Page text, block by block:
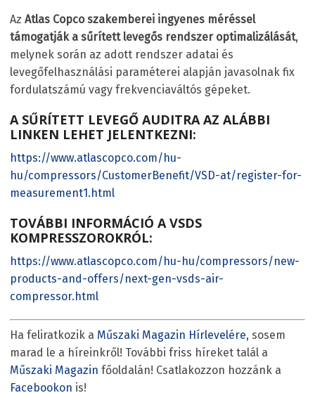
Az Atlas Copco szakemberei ingyenes méréssel
támogatják a sűrített levegős rendszer optimalizálását,
melynek során az adott rendszer adatai és
levegőfelhasználási paraméterei alapján javasolnak fix
fordulatszámú vagy frekvenciaváltós gépeket.
A SŰRÍTETT LEVEGŐ AUDITRA AZ ALÁBBI
LINKEN LEHET JELENTKEZNI:
https://www.atlascopco.com/hu-
hu/compressors/CustomerBenefit/VSD-at/register-for-
measurement1.html
TOVÁBBI INFORMÁCIÓ A VSDS
KOMPRESSZOROKRÓL:
https://www.atlascopco.com/hu-hu/compressors/new-
products-and-offers/next-gen-vsds-air-
compressor.html
Ha feliratkozik a Műszaki Magazin Hírlevelére, sosem
marad le a híreinkről! További friss híreket talál a
Műszaki Magazin főoldalán! Csatlakozzon hozzánk a
Facebookon is!